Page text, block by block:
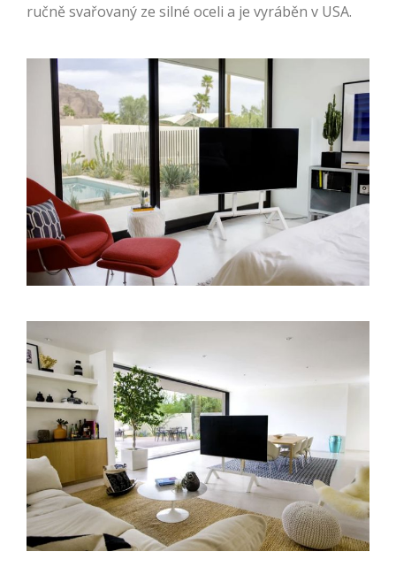
ručně svařovaný ze silné oceli a je vyráběn v USA.